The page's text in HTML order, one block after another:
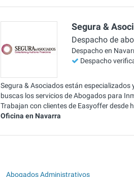
Segura &
Despacho de
Despacho en
Despacho
Segura & Asociados están
buscas los servicios de Abogados para
Trabajan con clientes de Easyoffer desde
Oficina en Navarra
Abogados Administrativos